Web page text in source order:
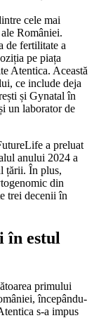
cele mai
României.
de fertilitate a
pe piața
Atentica. Această
ce include deja
și Gynatal în
un laborator de
a preluat
anului 2024 a
țării. În plus,
din
trei decenii în
în estul
primului
începându-
s-a impus